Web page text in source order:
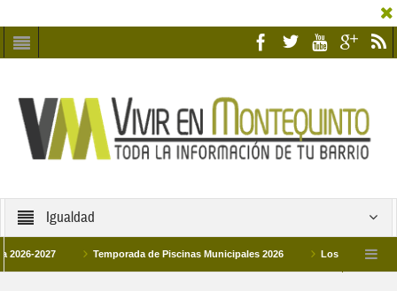
Igualdad
Temporada de Piscinas Municipales 2026 Los Campus de